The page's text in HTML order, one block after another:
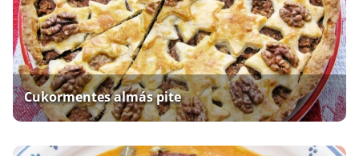
Cukormentes almás pite